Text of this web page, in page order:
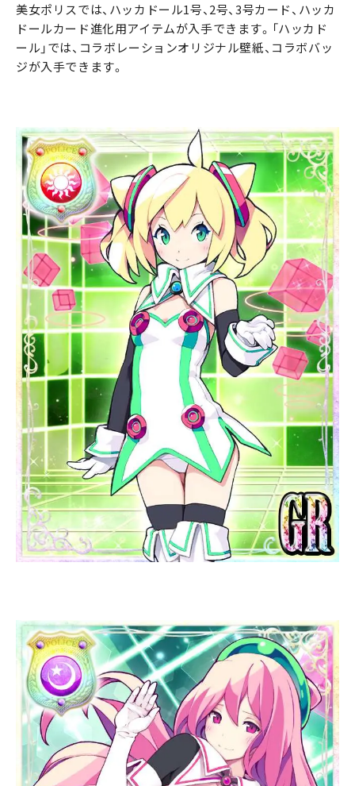
美女ポリスでは、ハッカドール1号、2号、3号カード、ハッカ
ドールカード進化用アイテムが入手できます。「ハッカド
ール」では、コラボレーションオリジナル壁紙、コラボバッ
ジが入手できます。